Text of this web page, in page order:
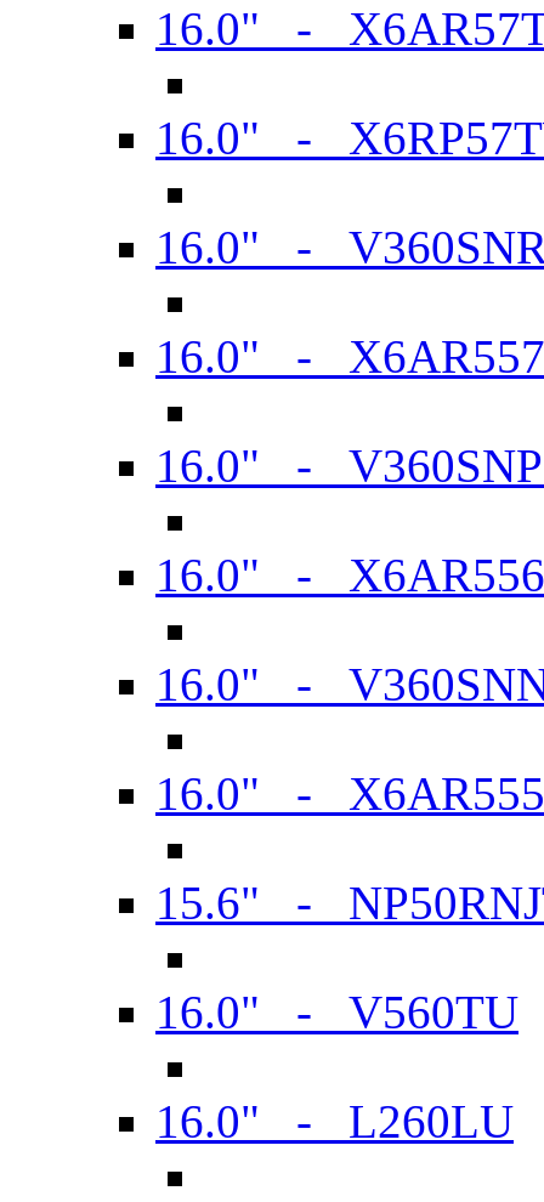
16.0" -
16.0" -
16.0" -
16.0" -
16.0" -
16.0" -
16.0" -
16.0" -
15.6" -
16.0" - V560TU
16.0" - L260LU